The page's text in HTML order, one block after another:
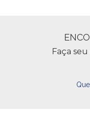
Faça